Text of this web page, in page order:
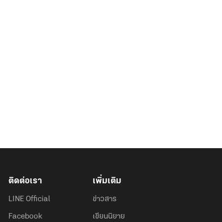
ติดต่อเรา
LINE Official
Facebook
เพิ่มเติม
ข่าวสาร
เขียนนิยาย